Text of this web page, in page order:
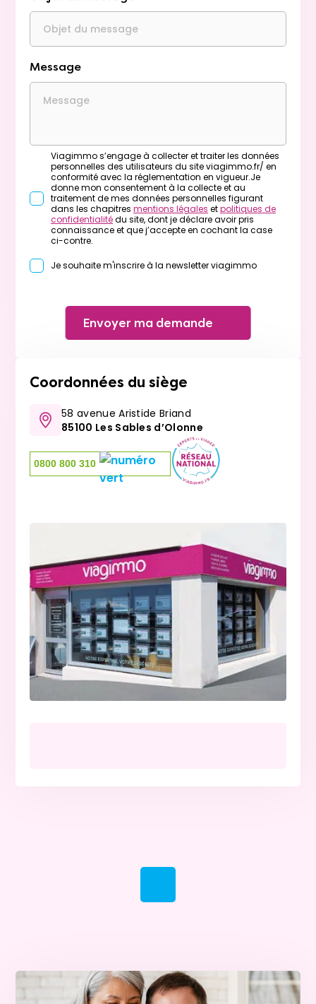
Message
Viagimmo s’engage à collecter et traiter les données
personnelles des utilisateurs du site viagimmo.fr/ en
conformité avec la réglementation en vigueur.Je
donne mon consentement à la collecte et au
traitement de mes données personnelles figurant
dans les chapitres mentions légales etpolitiques de
confidentialitédu site, dont je déclare avoir pris
connaissance et que j’accepte en cochant la case
ci-contre.
Je souhaite m'inscrire à la newsletter viagimmo
Envoyer ma demande
Coordonnées du siège
58 avenue Aristide Briand
85100 Les Sables d’Olonne
0800 800 310